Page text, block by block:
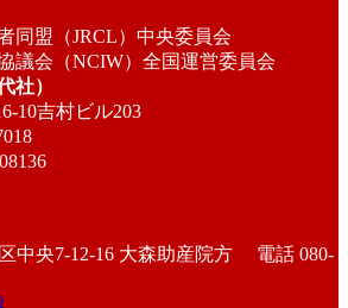
同盟（JRCL）中央委員会
議会（NCIW）全国運営委員会
社）
10吉村ビル203
中央7-12-16 大森助産院方 電話 080-